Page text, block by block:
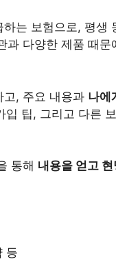
는 보험으로, 평생
다양한 제품 때
고, 주요 내용과 나에
팁, 그리고 다른
통해 내용을 얻고
등